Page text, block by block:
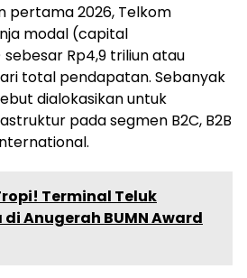
pertama 2026, Telkom
modal (capital
Rp4,9 triliun atau
total pendapatan. Sebanyak
dialokasikan untuk
pada segmen B2C, B2B
Terminal Teluk
Anugerah BUMN Award